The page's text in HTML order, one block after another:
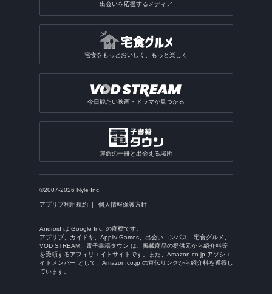
出会いを応援するメディア
宅食をもっとおいしく、もっと楽しく
今日観たい映画・ドラマが見つかる
運命の一冊と出会える場所
©2007-2026 Nyle Inc.
アプリブ利用規約 個人情報保護方針
Android は Google Inc. の商標です。
アプリブ、カイドキ、Appliv Games、出会いコンパス、宅食グルメ、
VOD STREAM、電子書籍タウン は、掲載商品の提供元から紹介料等
を受領するアフィリエイトサイトです。また、Amazon.co.jp アソシエ
イトメンバー として、Amazon.co.jp の宣伝リンクから紹介料を獲得し
ています。